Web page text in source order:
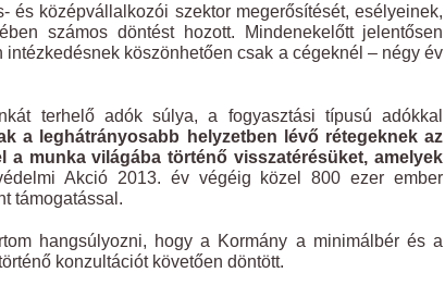
középvállalkozói szektor megerősítését, esélyeinek,
számos döntést hozott. Mindenekelőtt jelentősen
köszönhetően csak a cégeknél – négy év
terhelő adók súlya, a fogyasztási típusú adókkal
a leghátrányosabb helyzetben lévő rétegeknek az
munka világába történő visszatérésüket, amelyek
Akció 2013. év végéig közel 800 ezer ember
támogatással.
hangsúlyozni, hogy a Kormány a minimálbér és a
konzultációt követően döntött.